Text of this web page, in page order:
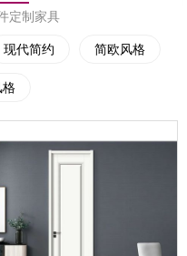
定制家具
现代简约 简欧风格
格